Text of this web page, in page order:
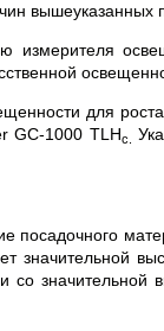
вышеуказанных
измерителя
для
GC-1000 TLHс.
посадочного
значительной
со